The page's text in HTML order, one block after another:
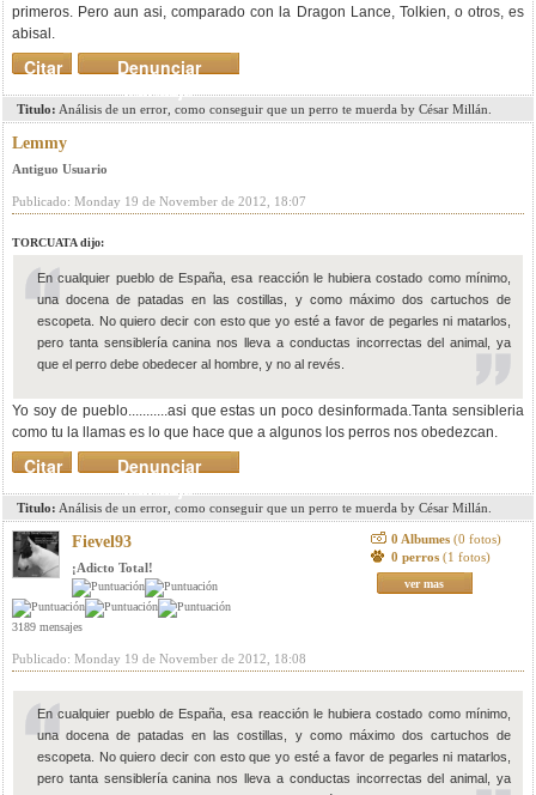
primeros. Pero aun asi, comparado con la Dragon Lance, Tolkien, o otros, es
abisal.
Denunciar
mensaje
Citar
Titulo: Análisis de un error, como conseguir que un perro te muerda by César Millán.
Lemmy
Antiguo Usuario
Publicado: Monday 19 de November de 2012, 18:07
TORCUATA dijo:
En cualquier pueblo de España, esa reacción le hubiera costado como mínimo,
una docena de patadas en las costillas, y como máximo dos cartuchos de
escopeta. No quiero decir con esto que yo esté a favor de pegarles ni matarlos,
pero tanta sensiblería canina nos lleva a conductas incorrectas del animal, ya
que el perro debe obedecer al hombre, y no al revés.
Yo soy de pueblo...........asi que estas un poco desinformada.Tanta sensibleria
como tu la llamas es lo que hace que a algunos los perros nos obedezcan.
Denunciar
mensaje
Citar
Titulo: Análisis de un error, como conseguir que un perro te muerda by César Millán.
Fievel93
¡Adicto Total!
3189 mensajes
0 Albumes (0 fotos)
0 perros (1 fotos)
ver mas
Publicado: Monday 19 de November de 2012, 18:08
En cualquier pueblo de España, esa reacción le hubiera costado como mínimo,
una docena de patadas en las costillas, y como máximo dos cartuchos de
escopeta. No quiero decir con esto que yo esté a favor de pegarles ni matarlos,
pero tanta sensiblería canina nos lleva a conductas incorrectas del animal, ya